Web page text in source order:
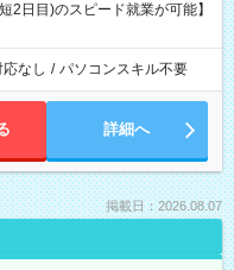
2日目)のスピード就業が可能】
なし / パソコンスキル不要
詳細へ
掲載日：2026.08.07